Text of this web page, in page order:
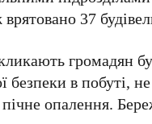
37
громадян
в побуті,
опалення.